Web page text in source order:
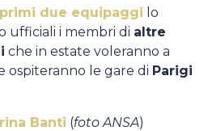
due equipaggi lo
ufficiali i membri di altre
che in estate voleranno a
ospiteranno le gare di Parigi
Banti (foto ANSA)